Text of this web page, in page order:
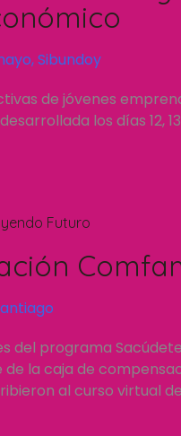
,Sibundoy
de jóvenes
los días 12,
Futuro
del programa
la caja de
al curso virtual